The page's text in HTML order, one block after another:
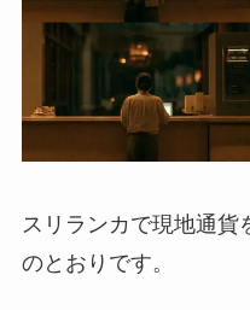
スリランカで現地通貨
のとおりです。